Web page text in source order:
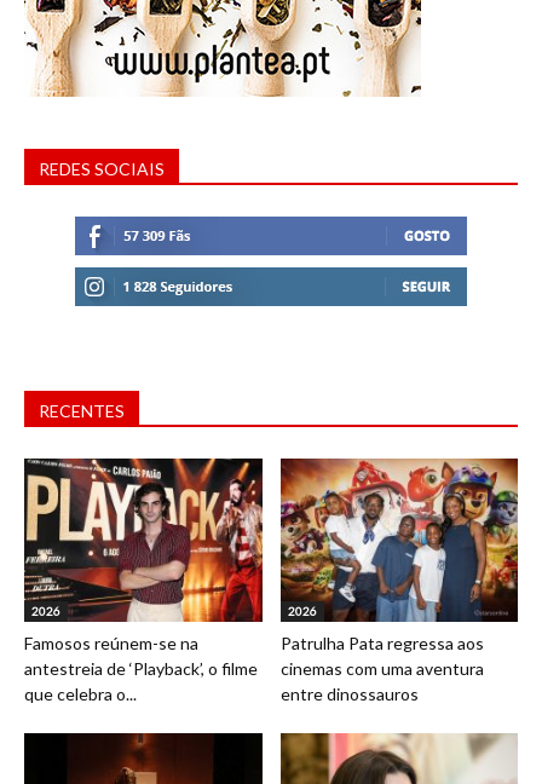
REDES SOCIAIS
RECENTES
2026
Famosos reúnem-se na
antestreia de ‘Playback’, o filme
que celebra o...
2026
Patrulha Pata regressa aos
cinemas com uma aventura
entre dinossauros